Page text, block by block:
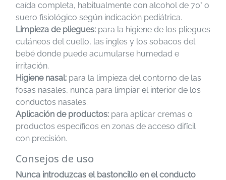
caída completa, habitualmente con alcohol de 70° o
suero fisiológico según indicación pediátrica.
Limpieza de pliegues: para la higiene de los pliegues
cutáneos del cuello, las ingles y los sobacos del
bebé donde puede acumularse humedad e
irritación.
Higiene nasal: para la limpieza del contorno de las
fosas nasales, nunca para limpiar el interior de los
conductos nasales.
Aplicación de productos: para aplicar cremas o
productos específicos en zonas de acceso difícil
con precisión.
Consejos de uso
Nunca introduzcas el bastoncillo en el conducto